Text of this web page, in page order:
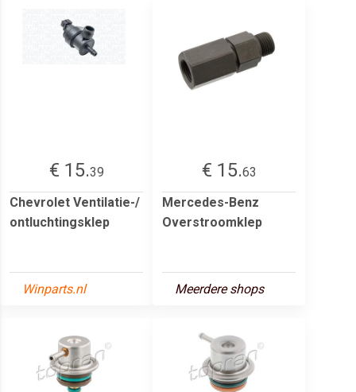
€ 15.39
Chevrolet Ventilatie-/
ontluchtingsklep
Winparts.nl
€ 15.63
Mercedes-Benz
Overstroomklep
Meerdere shops